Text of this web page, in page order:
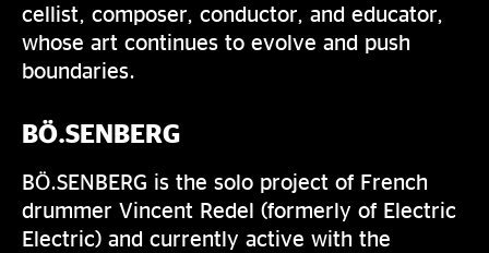
cellist, composer, conductor, and educator,
whose art continues to evolve and push
boundaries.
BÖ.SENBERG
BÖ.SENBERG is the solo project of French
drummer Vincent Redel (formerly of Electric
Electric) and currently active with the